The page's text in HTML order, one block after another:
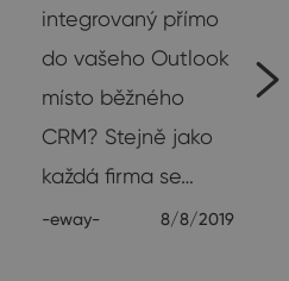
integrovaný přímo
do vašeho Outlook
místo běžného
CRM? Stejně jako
každá firma se…
-eway- 8/8/2019